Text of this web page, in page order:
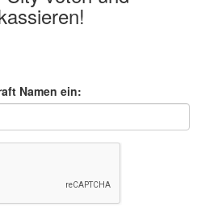
Namen ein: